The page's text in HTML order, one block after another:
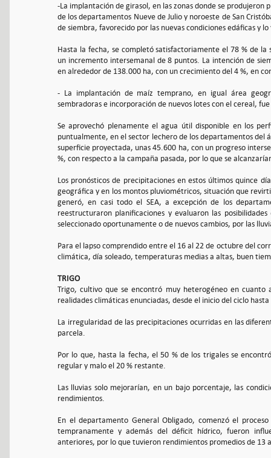
-La implantación de girasol, en las zonas donde se
de los departamentos Nueve de Julio y noroeste de San
de siembra, favorecido por las nuevas condiciones edáficas y
Hasta la fecha, se completó satisfactoriamente el 78 % de
un incremento intersemanal de 8 puntos. La intención de
en alrededor de 138.000 ha, con un crecimiento del 4 %, en
- La implantación de maíz temprano, en igual área
sembradoras e incorporación de nuevos lotes con el cereal,
Se aprovechó plenamente el agua útil disponible en los
puntualmente, en el sector lechero de los departamentos del
superficie proyectada, unas 45.600 ha, con un progreso
%, con respecto a la campaña pasada, por lo que se
Los pronósticos de precipitaciones en estos últimos quince
geográfica y en los montos pluviométricos, situación que
generó, en casi todo el SEA, a excepción de los
reestructuraron planificaciones y evaluaron las
seleccionado oportunamente o de nuevos cambios, por las
Para el lapso comprendido entre el 16 al 22 de octubre del
climática, día soleado, temperaturas medias a altas, buen
TRIGO
Trigo, cultivo que se encontró muy heterogéneo en cuanto
realidades climáticas enunciadas, desde el inicio del ciclo
La irregularidad de las precipitaciones ocurridas en las
parcela.
Por lo que, hasta la fecha, el 50 % de los trigales se
regular y malo el 20 % restante.
Las lluvias solo mejorarían, en un bajo porcentaje, las
rendimientos.
En el departamento General Obligado, comenzó el
tempranamente y además del déficit hídrico, fueron
anteriores, por lo que tuvieron rendimientos promedios de 13